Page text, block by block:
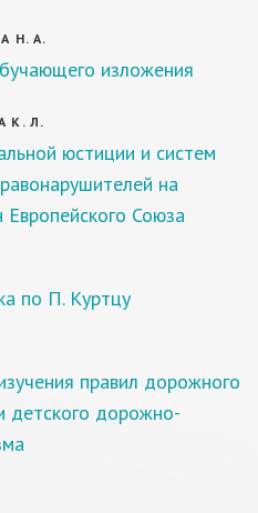
Н. А.
изложения
К. Л.
юстиции и систем
на
Союза
по П. Куртцу
правил дорожного
детского дорожно-